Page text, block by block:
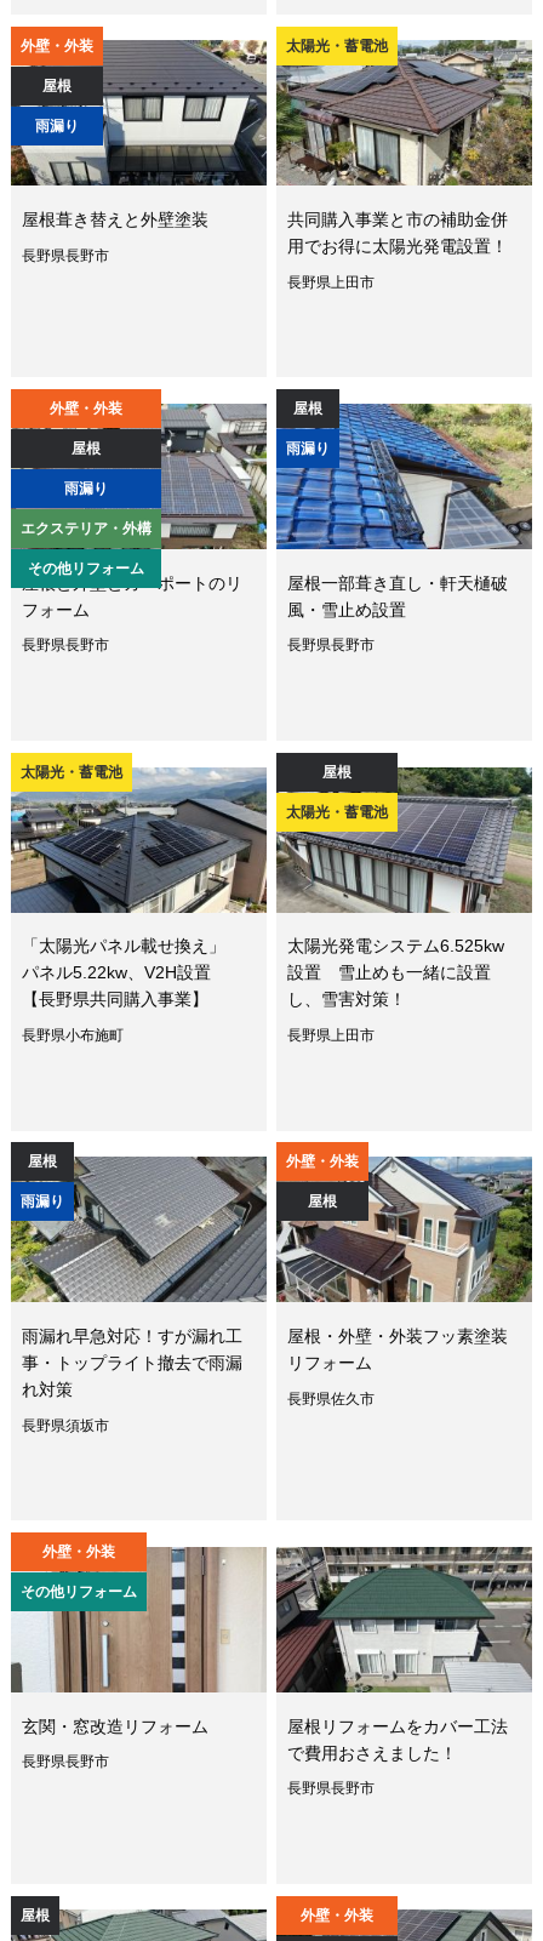
外壁・外装
屋根
雨漏り
屋根葺き替えと外壁塗装
長野県長野市
太陽光・蓄電池
共同購入事業と市の補助金併
用でお得に太陽光発電設置！
長野県上田市
外壁・外装
屋根
雨漏り
エクステリア・外構
その他リフォーム
屋根と外壁とカーポートのリ
フォーム
長野県長野市
屋根
雨漏り
屋根一部葺き直し・軒天樋破
風・雪止め設置
長野県長野市
太陽光・蓄電池
「太陽光パネル載せ換え」
パネル5.22kw、V2H設置
【長野県共同購入事業】
長野県小布施町
屋根
太陽光・蓄電池
太陽光発電システム6.525kw
設置 雪止めも一緒に設置
し、雪害対策！
長野県上田市
屋根
雨漏り
雨漏れ早急対応！すが漏れ工
事・トップライト撤去で雨漏
れ対策
長野県須坂市
外壁・外装
屋根
屋根・外壁・外装フッ素塗装
リフォーム
長野県佐久市
外壁・外装
その他リフォーム
玄関・窓改造リフォーム
長野県長野市
屋根リフォームをカバー工法
で費用おさえました！
長野県長野市
屋根 外壁・外装